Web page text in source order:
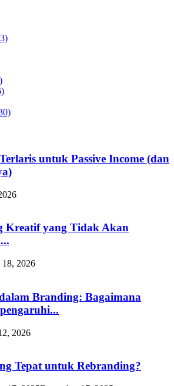
untuk Passive Income (dan
Kreatif yang Tidak Akan
18, 2026
Branding: Bagaimana
2026
Tepat untuk Rebranding?